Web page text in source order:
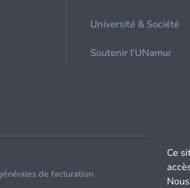
Université & Société
Soutenir l'UNamur
de facturation
Ce